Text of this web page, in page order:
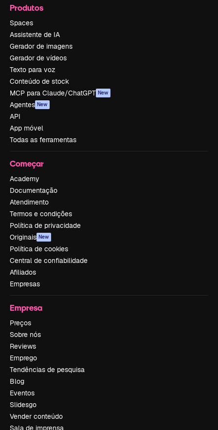
Produtos
Spaces
Assistente de IA
Gerador de imagens
Gerador de vídeos
Texto para voz
Conteúdo de stock
MCP para Claude/ChatGPT New
Agentes New
API
App móvel
Todas as ferramentas
Começar
Academy
Documentação
Atendimento
Termos e condições
Política de privacidade
Originais New
Política de cookies
Central de confiabilidade
Afiliados
Empresas
Empresa
Preços
Sobre nós
Reviews
Emprego
Tendências de pesquisa
Blog
Eventos
Slidesgo
Vender conteúdo
Sala de imprensa